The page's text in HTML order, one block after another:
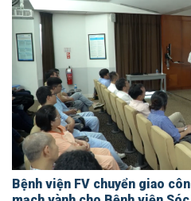
Bệnh viện FV chuyển giao